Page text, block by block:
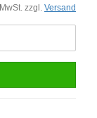
zzgl. Versand